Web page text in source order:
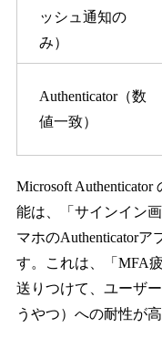
ッシュ通知の
み）
Authenticator（数
値一致）
Microsoft
能は、「サインイン
マホのAuthenticator
す。これは、「MFA
送りつけて、ユーザ
うやつ）への耐性が